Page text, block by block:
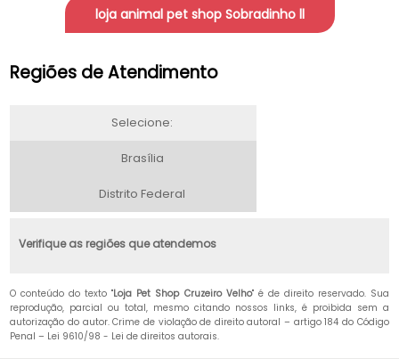
loja animal pet shop Sobradinho ll
Regiões de Atendimento
Selecione:
Brasília
Distrito Federal
Verifique as regiões que atendemos
O conteúdo do texto "Loja Pet Shop Cruzeiro Velho" é de direito reservado. Sua
reprodução, parcial ou total, mesmo citando nossos links, é proibida sem a
autorização do autor. Crime de violação de direito autoral – artigo 184 do Código
Penal – Lei 9610/98 - Lei de direitos autorais.